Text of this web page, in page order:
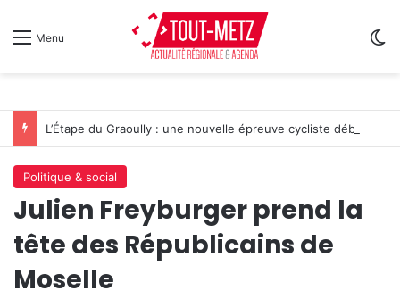
Menu
Politique & social
Julien Freyburger prend la
tête des Républicains de
Moselle